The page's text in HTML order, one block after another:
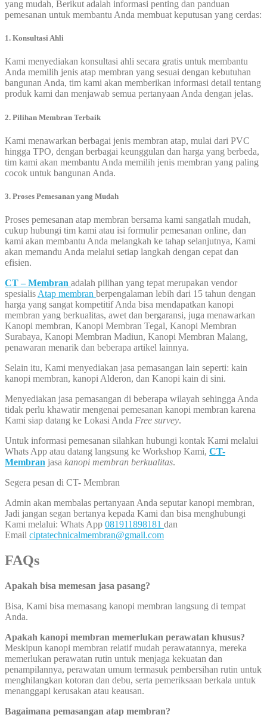
yang mudah, Berikut adalah informasi penting dan panduan
pemesanan untuk membantu Anda membuat keputusan yang cerdas:
1. Konsultasi Ahli
Kami menyediakan konsultasi ahli secara gratis untuk membantu
Anda memilih jenis atap membran yang sesuai dengan kebutuhan
bangunan Anda, tim kami akan memberikan informasi detail tentang
produk kami dan menjawab semua pertanyaan Anda dengan jelas.
2. Pilihan Membran Terbaik
Kami menawarkan berbagai jenis membran atap, mulai dari PVC
hingga TPO, dengan berbagai keunggulan dan harga yang berbeda,
tim kami akan membantu Anda memilih jenis membran yang paling
cocok untuk bangunan Anda.
3. Proses Pemesanan yang Mudah
Proses pemesanan atap membran bersama kami sangatlah mudah,
cukup hubungi tim kami atau isi formulir pemesanan online, dan
kami akan membantu Anda melangkah ke tahap selanjutnya, Kami
akan memandu Anda melalui setiap langkah dengan cepat dan
efisien.
CT – Membran adalah pilihan yang tepat merupakan vendor
spesialis Atap membran berpengalaman lebih dari 15 tahun dengan
harga yang sangat kompetitif Anda bisa mendapatkan kanopi
membran yang berkualitas, awet dan bergaransi, juga menawarkan
Kanopi membran, Kanopi Membran Tegal, Kanopi Membran
Surabaya, Kanopi Membran Madiun, Kanopi Membran Malang,
penawaran menarik dan beberapa artikel lainnya.
Selain itu, Kami menyediakan jasa pemasangan lain seperti: kain
kanopi membran, kanopi Alderon, dan Kanopi kain di sini.
Menyediakan jasa pemasangan di beberapa wilayah sehingga Anda
tidak perlu khawatir mengenai pemesanan kanopi membran karena
Kami siap datang ke Lokasi Anda Free survey.
Untuk informasi pemesanan silahkan hubungi kontak Kami melalui
Whats App atau datang langsung ke Workshop Kami, CT-
Membran jasa kanopi membran berkualitas.
Segera pesan di CT- Membran
Admin akan membalas pertanyaan Anda seputar kanopi membran,
Jadi jangan segan bertanya kepada Kami dan bisa menghubungi
Kami melalui: Whats App 081911898181 dan
Email ciptatechnicalmembran@gmail.com
FAQs
Apakah bisa memesan jasa pasang?
Bisa, Kami bisa memasang kanopi membran langsung di tempat
Anda.
Apakah kanopi membran memerlukan perawatan khusus?
Meskipun kanopi membran relatif mudah perawatannya, mereka
memerlukan perawatan rutin untuk menjaga kekuatan dan
penampilannya, perawatan umum termasuk pembersihan rutin untuk
menghilangkan kotoran dan debu, serta pemeriksaan berkala untuk
menanggapi kerusakan atau keausan.
Bagaimana pemasangan atap membran?